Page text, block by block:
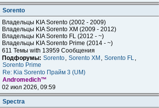
Sorento
Владельцы KIA Sorento (2002 - 2009)
Владельцы KIA Sorento XM (2009 - 2012)
Владельцы KIA Sorento FL (2012 - ~)
Владельцы KIA Sorento Prime (2014 - ~)
611 Темы with 13959 Сообщения
Подфорумы: Sorento, Sorento XM , Sorento FL,
Sorento Prime
Re: Kia Sorento Прайм 3 (UM)
Andromedich™
02 июл 2026, 09:59
Spectra